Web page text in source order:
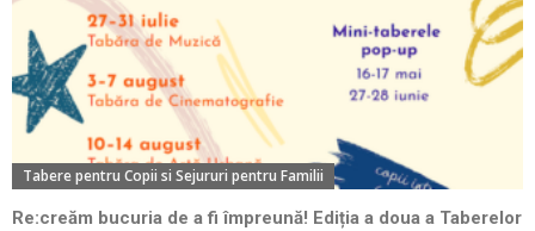
Tabere pentru Copii si Sejururi pentru Familii
Re:creăm bucuria de a fi împreună! Ediția a doua a Taberelor